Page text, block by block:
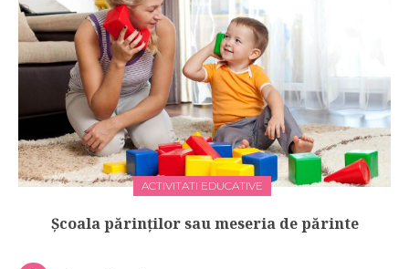
ACTIVITATI EDUCATIVE
Școala părinților sau meseria de părinte